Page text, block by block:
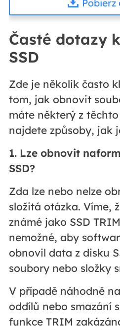
Časté dotazy
SSD
Zde je několik často
tom, jak obnovit
máte některý z
najdete způsoby, jak
1. Lze obnovit
SSD?
Zda lze nebo nelze
složitá otázka. Víme,
známé jako SSD
nemožné, aby
obnovil data z disku
soubory nebo složky
V případě náhodně
oddílů nebo smazání
funkce TRIM